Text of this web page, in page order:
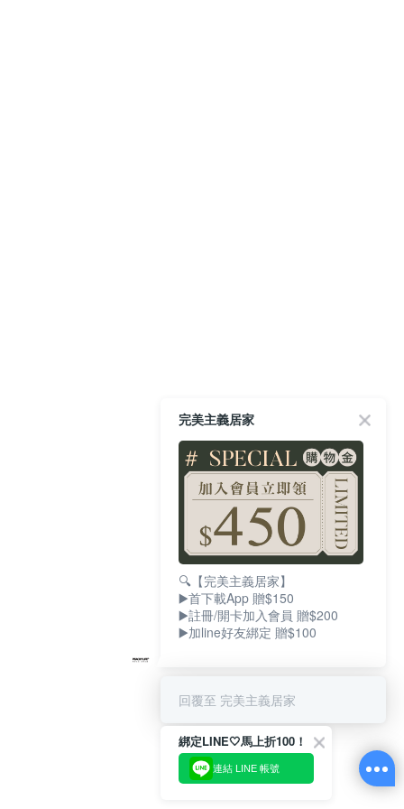
完美主義居家
🔍【完美主義居家】
▶️首下載App 贈$150
▶️註冊/開卡加入會員 贈$200
▶️加line好友綁定 贈$100
回覆至 完美主義居家
綁定LINE🤍馬上折100！
連結 LINE 帳號